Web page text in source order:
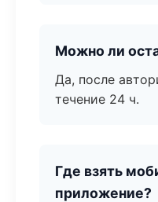
Можно ли
Да, после
течение 24 ч.
Где взять
приложение?